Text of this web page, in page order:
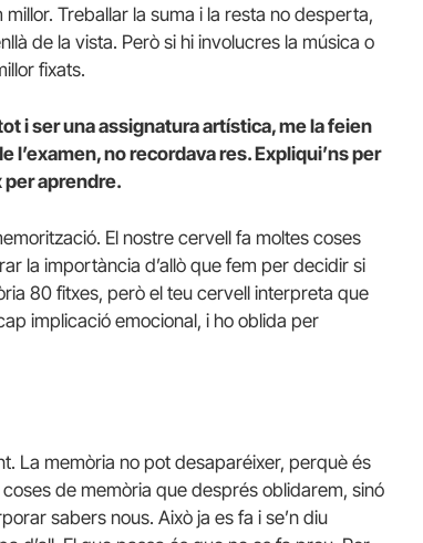
Treballar la suma i la resta no desperta,
de la vista. Però si hi involucres la música o
fixats.
i ser una assignatura artística, me la feien
no recordava res. Expliqui’ns per
aprendre.
El nostre cervell fa moltes coses
la importància d’allò que fem per decidir si
80 fitxes, però el teu cervell interpreta que
implicació emocional, i ho oblida per
La memòria no pot desaparéixer, perquè és
de memòria que després oblidarem, sinó
sabers nous. Això ja es fa i se’n diu